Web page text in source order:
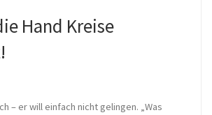
Hand Kreise
– er will einfach nicht gelingen. „Was